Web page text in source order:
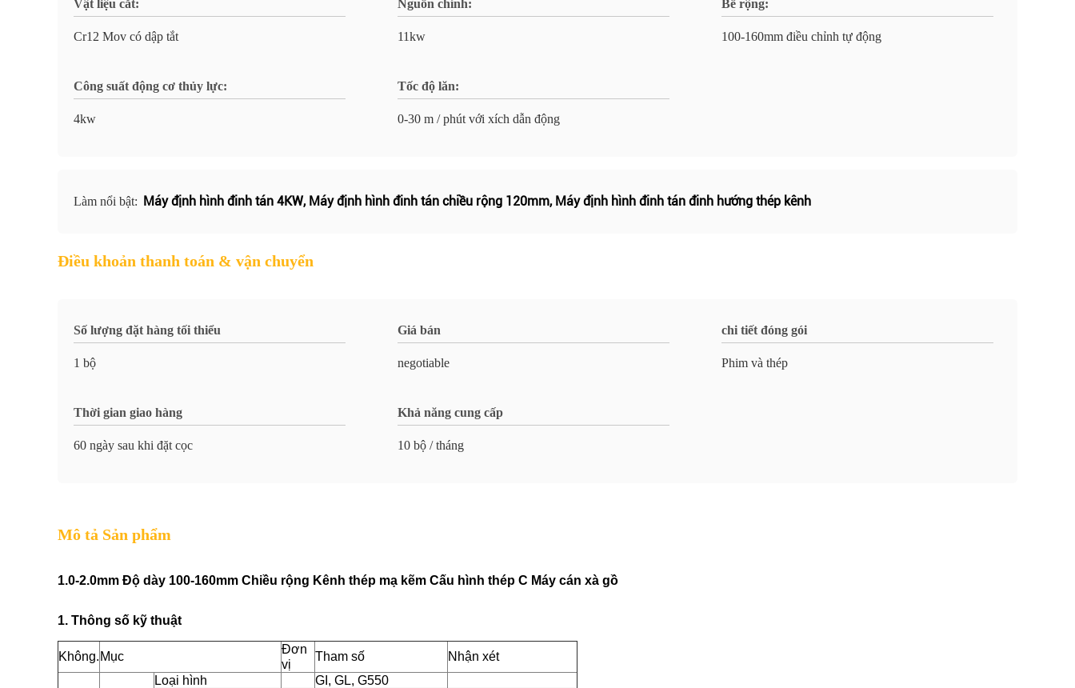
Vật liệu cắt:
Cr12 Mov có dập tắt
Nguồn chính:
11kw
Bề rộng:
100-160mm điều chỉnh tự động
Công suất động cơ thủy lực:
4kw
Tốc độ lăn:
0-30 m / phút với xích dẫn động
Làm nổi bật: Máy định hình đinh tán 4KW, Máy định hình đinh tán chiều rộng 120mm, Máy định hình đinh tán đinh hướng thép kênh
Điều khoản thanh toán & vận chuyển
Số lượng đặt hàng tối thiểu
1 bộ
Giá bán
negotiable
chi tiết đóng gói
Phim và thép
Thời gian giao hàng
60 ngày sau khi đặt cọc
Khả năng cung cấp
10 bộ / tháng
Mô tả Sản phẩm
1.0-2.0mm Độ dày 100-160mm Chiều rộng Kênh thép mạ kẽm Cấu hình thép C Máy cán xà gồ
1. Thông số kỹ thuật
Không. Mục
Đơn
vị
Tham số Nhận xét
Loại hình
GI, GL, G550